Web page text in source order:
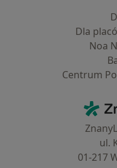
Dla
Noa
Centrum
ul.
01-217